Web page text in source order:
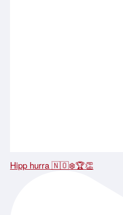
Hipp hurra 🇳🇴❄️🏆👏